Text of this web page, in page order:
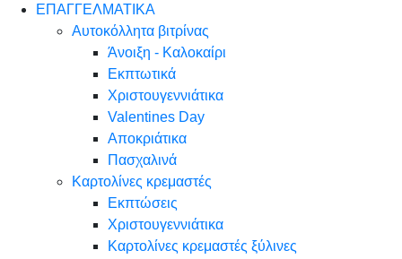
ΕΠΑΓΓΕΛΜΑΤΙΚΑ
Αυτοκόλλητα βιτρίνας
Άνοιξη - Καλοκαίρι
Εκπτωτικά
Χριστουγεννιάτικα
Valentines Day
Αποκριάτικα
Πασχαλινά
Καρτολίνες κρεμαστές
Εκπτώσεις
Χριστουγεννιάτικα
Καρτολίνες κρεμαστές ξύλινες